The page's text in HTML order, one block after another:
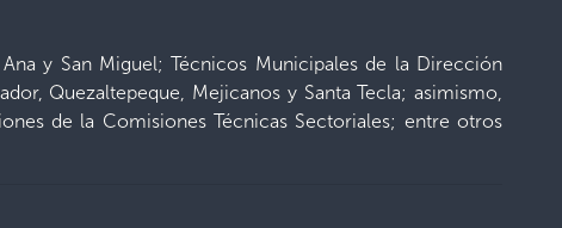
y San Miguel; Técnicos Municipales de la Dirección
Quezaltepeque, Mejicanos y Santa Tecla; asimismo,
de la Comisiones Técnicas Sectoriales; entre otros